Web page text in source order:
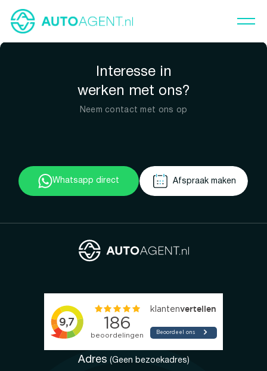
Interesse in
werken met ons?
Neem contact met ons op
Whatsapp direct Afspraak maken
Adres (Geen bezoekadres)